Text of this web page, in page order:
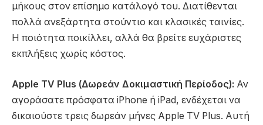
μήκους στον επίσημο κατάλογό του. Διατίθενται
πολλά ανεξάρτητα στούντιο και κλασικές ταινίες.
Η ποιότητα ποικίλλει, αλλά θα βρείτε ευχάριστες
εκπλήξεις χωρίς κόστος.
Apple TV Plus (Δωρεάν Δοκιμαστική Περίοδος): Αν
αγοράσατε πρόσφατα iPhone ή iPad, ενδέχεται να
δικαιούστε τρεις δωρεάν μήνες Apple TV Plus. Αυτή